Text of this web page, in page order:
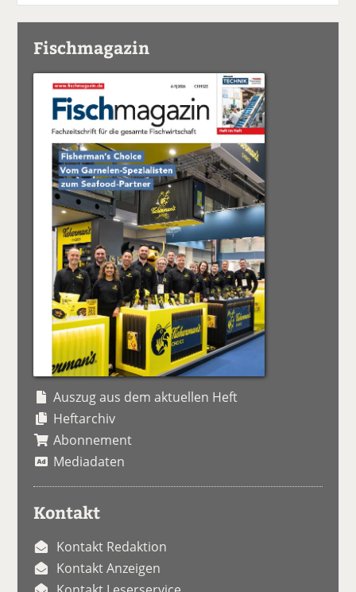
Fischmagazin
Auszug aus dem aktuellen Heft
Heftarchiv
Abonnement
Mediadaten
Kontakt
Kontakt Redaktion
Kontakt Anzeigen